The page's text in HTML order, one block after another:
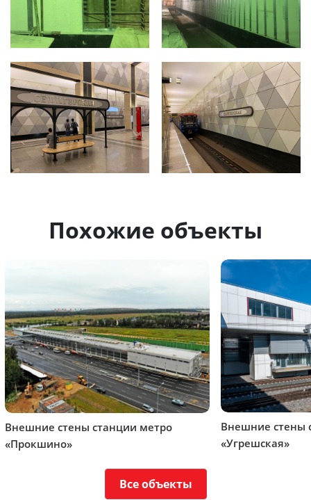
Похожие объекты
Внешние стены станции метро
«Прокшино»
Внешние стены
«Угрешская»
Все объекты